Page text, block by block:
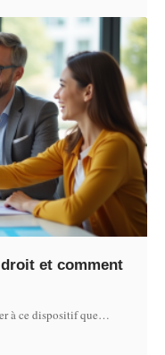
et comment
à ce dispositif que…